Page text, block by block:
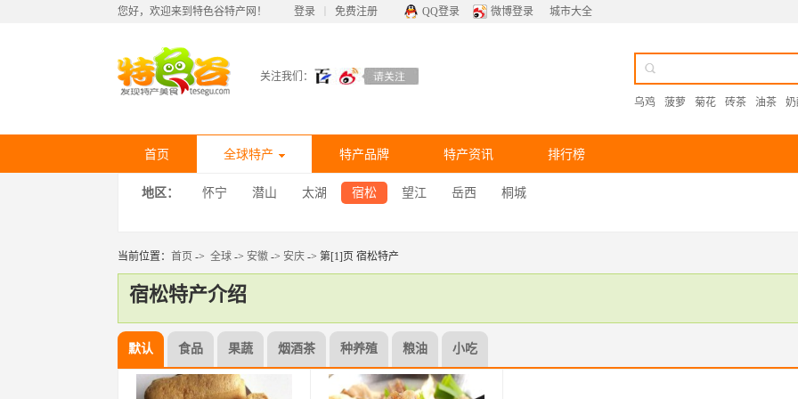
您好，欢迎来到特色谷特产网！ 登录 免费注册 QQ登录 微博登录 城市大全
关注我们：
乌鸡 菠萝 菊花 砖茶 油茶
首页 全球特产 特产品牌 特产资讯 排行榜
地区： 怀宁 潜山 太湖 宿松 望江 岳西 桐城
当前位置： 首页 -> 全球 -> 安徽 -> 安庆 -> 第[1]页 宿松特产
宿松特产介绍
默认 食品 果蔬 烟酒茶 种养殖 粮油 小吃